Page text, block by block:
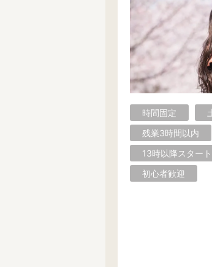
時間固定
残業3時間以内
13時以降スタート
初心者歓迎